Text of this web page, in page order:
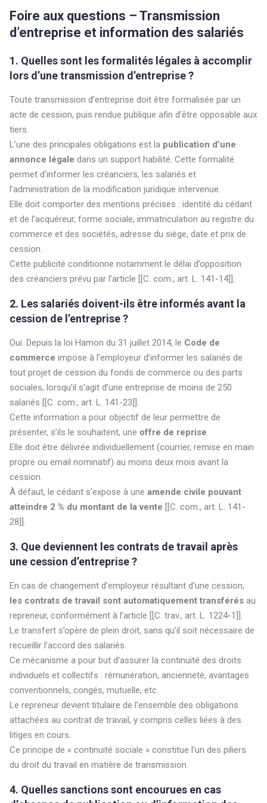
Foire aux questions – Transmission
d’entreprise et information des salariés
1. Quelles sont les formalités légales à accomplir
lors d’une transmission d’entreprise ?
Toute transmission d’entreprise doit être formalisée par un
acte de cession, puis rendue publique afin d’être opposable aux
tiers.
L’une des principales obligations est la publication d’une
annonce légale dans un support habilité. Cette formalité
permet d’informer les créanciers, les salariés et
l’administration de la modification juridique intervenue.
Elle doit comporter des mentions précises : identité du cédant
et de l’acquéreur, forme sociale, immatriculation au registre du
commerce et des sociétés, adresse du siège, date et prix de
cession.
Cette publicité conditionne notamment le délai d’opposition
des créanciers prévu par l’article [[C. com., art. L. 141-14]].
2. Les salariés doivent-ils être informés avant la
cession de l’entreprise ?
Oui. Depuis la loi Hamon du 31 juillet 2014, le Code de
commerce impose à l’employeur d’informer les salariés de
tout projet de cession du fonds de commerce ou des parts
sociales, lorsqu’il s’agit d’une entreprise de moins de 250
salariés [[C. com., art. L. 141-23]].
Cette information a pour objectif de leur permettre de
présenter, s’ils le souhaitent, une offre de reprise.
Elle doit être délivrée individuellement (courrier, remise en main
propre ou email nominatif) au moins deux mois avant la
cession.
À défaut, le cédant s’expose à une amende civile pouvant
atteindre 2 % du montant de la vente [[C. com., art. L. 141-
28]].
3. Que deviennent les contrats de travail après
une cession d’entreprise ?
En cas de changement d’employeur résultant d’une cession,
les contrats de travail sont automatiquement transférés au
repreneur, conformément à l’article [[C. trav., art. L. 1224-1]].
Le transfert s’opère de plein droit, sans qu’il soit nécessaire de
recueillir l’accord des salariés.
Ce mécanisme a pour but d’assurer la continuité des droits
individuels et collectifs : rémunération, ancienneté, avantages
conventionnels, congés, mutuelle, etc.
Le repreneur devient titulaire de l’ensemble des obligations
attachées au contrat de travail, y compris celles liées à des
litiges en cours.
Ce principe de « continuité sociale » constitue l’un des piliers
du droit du travail en matière de transmission.
4. Quelles sanctions sont encourues en cas